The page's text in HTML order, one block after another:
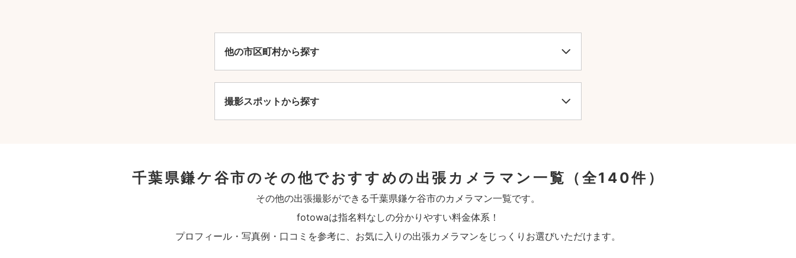
他の市区町村から探す
撮影スポットから探す
千葉県鎌ケ谷市のその他でおすすめの出張カメラマン一覧 （全140件）
その他の出張撮影ができる千葉県鎌ケ谷市のカメラマン一覧です。
fotowaは指名料なしの分かりやすい料金体系！
プロフィール・写真例・口コミを参考に、お気に入りの出張カメラマンをじっくりお選びいただけます。